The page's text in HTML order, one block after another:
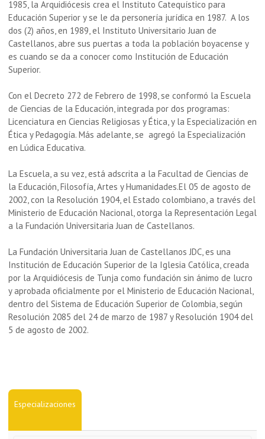
1985, la Arquidiócesis crea el Instituto Catequístico para
Educación Superior y se le da personería jurídica en 1987. A los
dos (2) años, en 1989, el Instituto Universitario Juan de
Castellanos, abre sus puertas a toda la población boyacense y
es cuando se da a conocer como Institución de Educación
Superior.
Con el Decreto 272 de Febrero de 1998, se conformó la Escuela
de Ciencias de la Educación, integrada por dos programas:
Licenciatura en Ciencias Religiosas y Ética, y la Especialización en
Ética y Pedagogía. Más adelante, se agregó la Especialización
en Lúdica Educativa.
La Escuela, a su vez, está adscrita a la Facultad de Ciencias de
la Educación, Filosofía, Artes y Humanidades.El 05 de agosto de
2002, con la Resolución 1904, el Estado colombiano, a través del
Ministerio de Educación Nacional, otorga la Representación Legal
a la Fundación Universitaria Juan de Castellanos.
La Fundación Universitaria Juan de Castellanos JDC, es una
Institución de Educación Superior de la Iglesia Católica, creada
por la Arquidiócesis de Tunja como fundación sin ánimo de lucro
y aprobada oficialmente por el Ministerio de Educación Nacional,
dentro del Sistema de Educación Superior de Colombia, según
Resolución 2085 del 24 de marzo de 1987 y Resolución 1904 del
5 de agosto de 2002.
Especializaciones